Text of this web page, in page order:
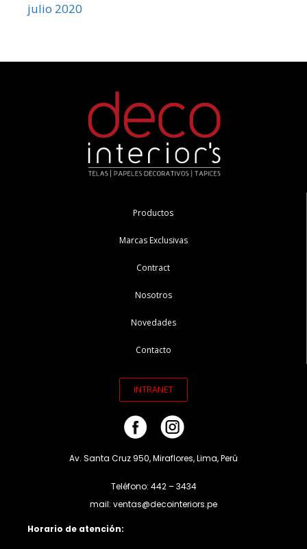
julio 2020
Productos
Marcas Exclusivas
Contract
Nosotros
Novedades
Contacto
INTRANET
Av. Santa Cruz 950, Miraflores, Lima, Perú
Teléfono: 442 – 3434
mail: ventas@decointeriors.pe
Horario de atención: